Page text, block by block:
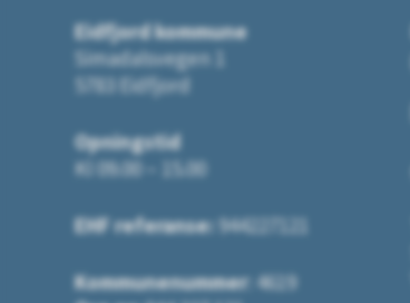
Eidfjord kommune
Simadalsvegen 1
5783 Eidfjord
Opningstid
Kl 09.00 – 15.00
EHF referanse: 944227121
Kommunenummer: 4619